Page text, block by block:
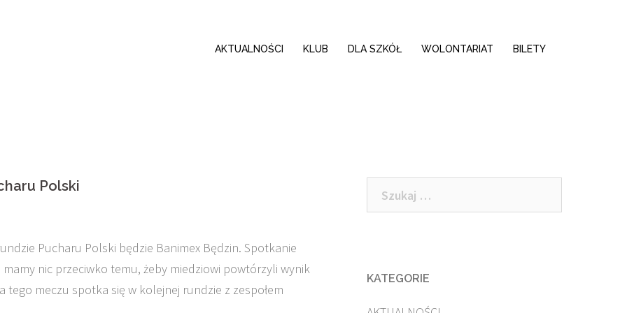
AKTUALNOŚCI KLUB DLA SZKÓŁ WOLONTARIAT BILETY
Polski
Pucharu Polski będzie Banimex Będzin. Spotkanie
nic przeciwko temu, żeby miedziowi powtórzyli wynik
tego meczu spotka się w kolejnej rundzie z zespołem
Szukaj:
KATEGORIE